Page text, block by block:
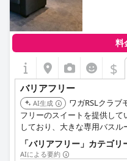
料
$
バリアフリー
AI生成
ワガRSLクラブ
フリーのスイートを提供して
しており、大きな専用バス
があります。お客様は、隣接
クセスも利用できます。
「バリアフリー」カテゴ
AIによる要約